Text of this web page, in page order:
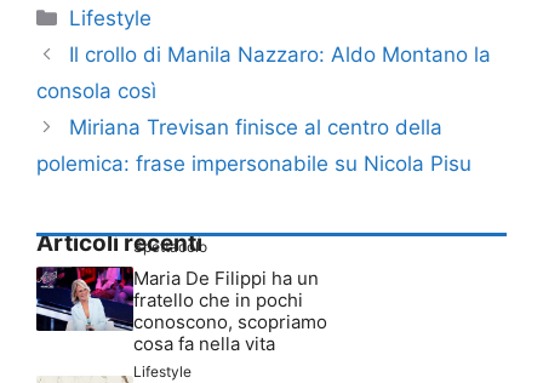
Categorie
Lifestyle
Il crollo di Manila Nazzaro: Aldo Montano la
consola così
Miriana Trevisan finisce al centro della
polemica: frase impersonabile su Nicola Pisu
Articoli recenti
Spettacolo
Maria De Filippi ha un
fratello che in pochi
conoscono, scopriamo
cosa fa nella vita
Lifestyle